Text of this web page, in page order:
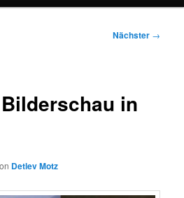
Nächster →
in
Detlev Motz